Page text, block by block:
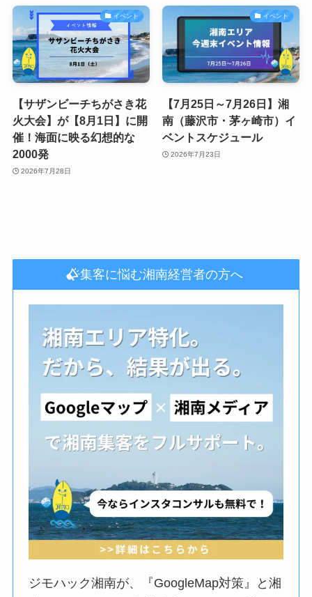
イベント
【サザンビーチちがさき花
火大会】が【8月1日】に開
催！海面に映る幻想的な
2000発
2026年7月28日
イベント
【7月25日～7月26日】湘
南（藤沢市・茅ヶ崎市）イ
ベントスケジュール
2026年7月23日
集客に悩む湘南経営者の方へ
ジモハック湘南が、『GoogleMap対策』と湘